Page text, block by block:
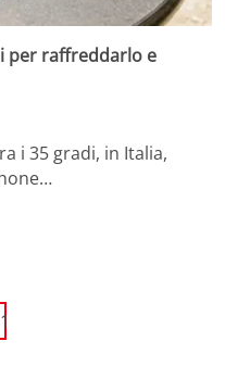
per raffreddarlo e
i 35 gradi, in Italia,